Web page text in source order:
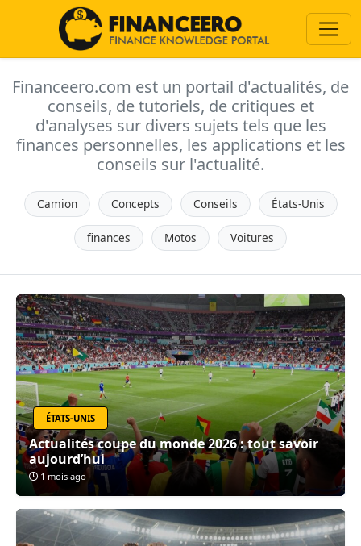
Financeero.com est un portail d'actualités, de
conseils, de tutoriels, de critiques et
d'analyses sur divers sujets tels que les
finances personnelles, les applications et les
conseils sur l'actualité.
Camion Concepts Conseils États-Unis
finances Motos Voitures
ÉTATS-UNIS
Actualités coupe du monde 2026 : tout savoir
aujourd’hui
1 mois ago